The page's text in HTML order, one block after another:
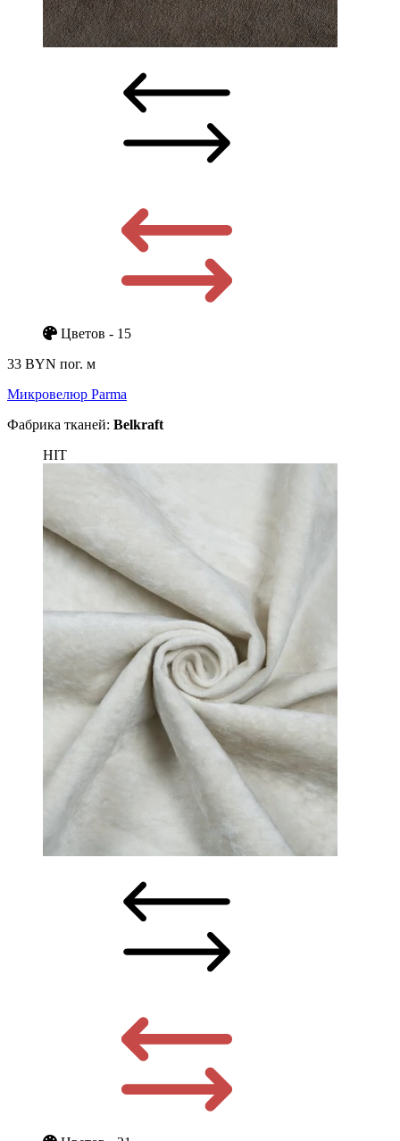
Цветов - 15
33 BYN пог. м
Микровелюр Parma
Фабрика тканей: Belkraft
HIT